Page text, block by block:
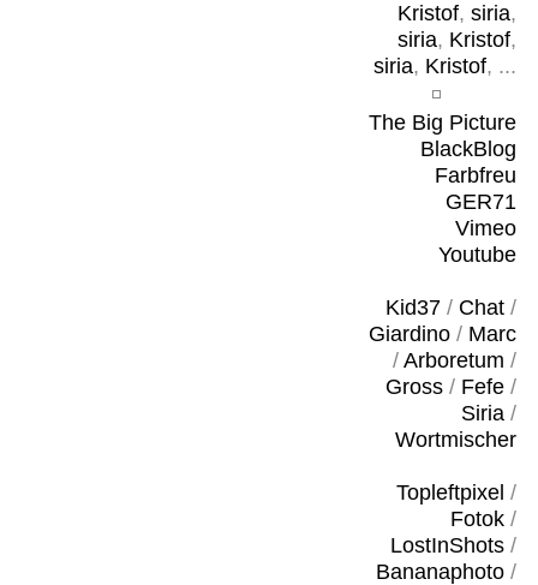
Kristof, siria,
siria, Kristof,
siria, Kristof, ...
The Big Picture
BlackBlog
Farbfreu
GER71
Vimeo
Youtube
Kid37/ Chat/
Giardino/ Marc
/ Arboretum /
Gross/ Fefe/
Siria/
Wortmischer
Topleftpixel /
Fotok/
LostInShots/
Bananaphoto/